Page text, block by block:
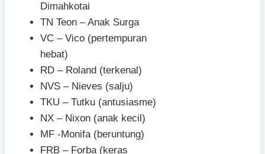
Dimahkotai
TN Teon – Anak Surga
VC – Vico (pertempuran
hebat)
RD – Roland (terkenal)
NVS – Nieves (salju)
TKU – Tutku (antusiasme)
NX – Nixon (anak kecil)
MF -Monifa (beruntung)
FRB – Forba (keras